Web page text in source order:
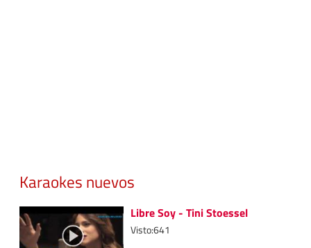
Karaokes nuevos
Libre Soy - Tini Stoessel
Visto:641